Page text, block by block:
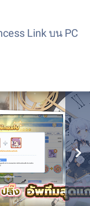
Link บน PC